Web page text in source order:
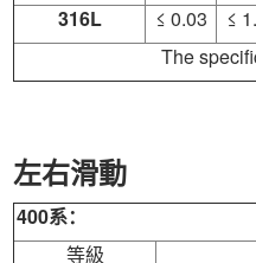
316L
≤ 0.03 ≤
The
左右滑動
400系：
等級